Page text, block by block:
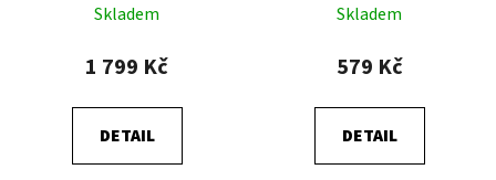
Skladem
1 799 Kč
DETAIL
Skladem
579 Kč
DETAIL